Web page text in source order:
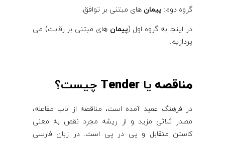
گروه دوم: پیمان های مبتنی بر توافق.
در اینجا به گروه اول (پیمان های مبتنی بر رقابت) می
پردازیم.
مناقصه یا Tender چیست؟
در فرهنگ عمید آمده است، مناقصه از باب مفاعله،
مصدر ثلاثی مزید و از ریشه مجرد نقص به معنی
کاستن متقابل و پی در پی است. در زبان فارسی